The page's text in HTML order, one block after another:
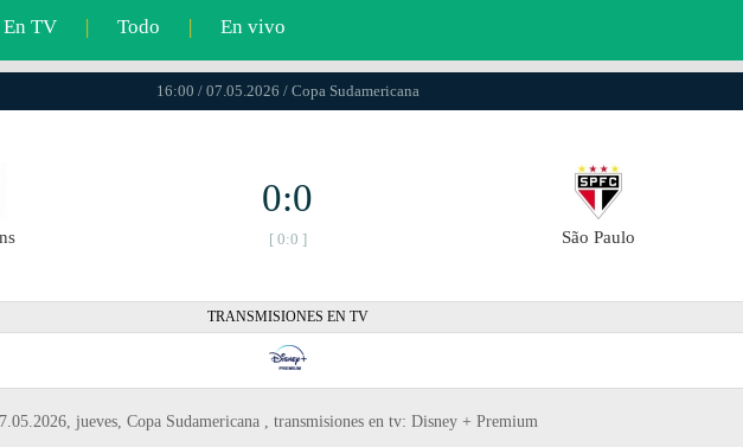
En TV | Todo | En vivo
16:00 / 07.05.2026 / Copa Sudamericana
0:0
[ 0:0 ] São Paulo
TRANSMISIONES EN TV
jueves, Copa Sudamericana , transmisiones en tv: Disney + Premium